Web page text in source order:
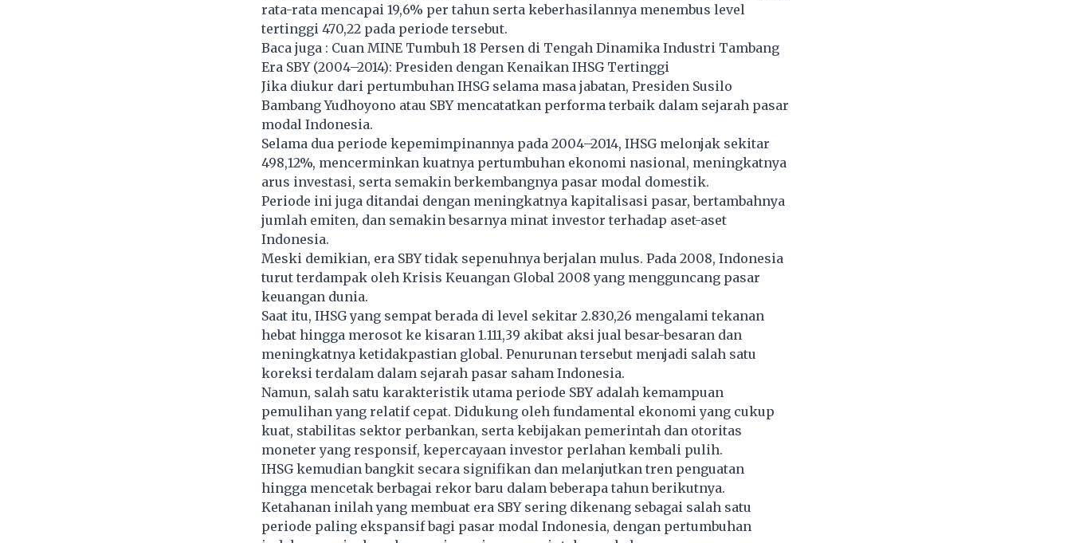
rata-rata mencapai 19,6% per tahun serta keberhasilannya menembus level
tertinggi 470,22 pada periode tersebut.
Baca juga : Cuan MINE Tumbuh 18 Persen di Tengah Dinamika Industri Tambang
Era SBY (2004–2014): Presiden dengan Kenaikan IHSG Tertinggi
Jika diukur dari pertumbuhan IHSG selama masa jabatan, Presiden Susilo
Bambang Yudhoyono atau SBY mencatatkan performa terbaik dalam sejarah pasar
modal Indonesia.
Selama dua periode kepemimpinannya pada 2004–2014, IHSG melonjak sekitar
498,12%, mencerminkan kuatnya pertumbuhan ekonomi nasional, meningkatnya
arus investasi, serta semakin berkembangnya pasar modal domestik.
Periode ini juga ditandai dengan meningkatnya kapitalisasi pasar, bertambahnya
jumlah emiten, dan semakin besarnya minat investor terhadap aset-aset
Indonesia.
Meski demikian, era SBY tidak sepenuhnya berjalan mulus. Pada 2008, Indonesia
turut terdampak oleh Krisis Keuangan Global 2008 yang mengguncang pasar
keuangan dunia.
Saat itu, IHSG yang sempat berada di level sekitar 2.830,26 mengalami tekanan
hebat hingga merosot ke kisaran 1.111,39 akibat aksi jual besar-besaran dan
meningkatnya ketidakpastian global. Penurunan tersebut menjadi salah satu
koreksi terdalam dalam sejarah pasar saham Indonesia.
Namun, salah satu karakteristik utama periode SBY adalah kemampuan
pemulihan yang relatif cepat. Didukung oleh fundamental ekonomi yang cukup
kuat, stabilitas sektor perbankan, serta kebijakan pemerintah dan otoritas
moneter yang responsif, kepercayaan investor perlahan kembali pulih.
IHSG kemudian bangkit secara signifikan dan melanjutkan tren penguatan
hingga mencetak berbagai rekor baru dalam beberapa tahun berikutnya.
Ketahanan inilah yang membuat era SBY sering dikenang sebagai salah satu
periode paling ekspansif bagi pasar modal Indonesia, dengan pertumbuhan